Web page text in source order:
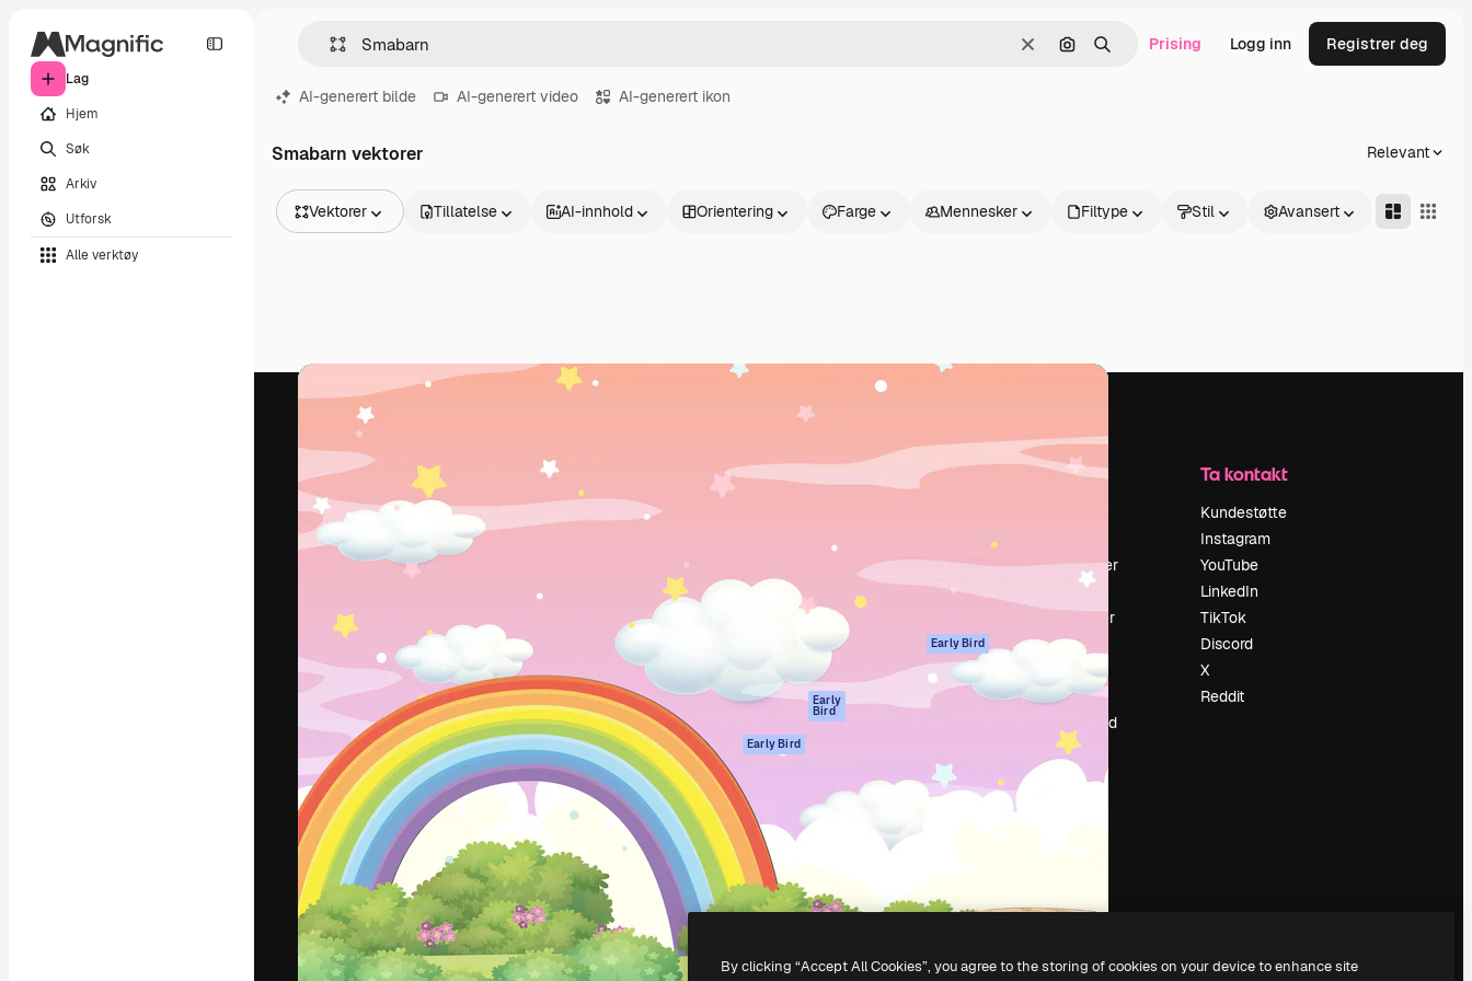
Lag
Hjem
Søk
Arkiv
Utforsk
Alle verktøy
Slett Søk etter bilde
Søk Prising Logg inn Registrer deg
AI-generert bilde AI-generert video AI-generert ikon
Smabarn vektorer Relevant
Vektorer
Videoer
Bevegelsesgrafikk
Videomaler
Ikoner
3D-modeller
Skrifter
Tillatelse AI-innhold Orientering Farge Mennesker Filtype Stil Avansert
Den kreative plattformen for å lede ditt
beste arbeid. Mer enn 1 million abonnenter
blant kreative, selskaper, byråer og studioer.
Produkter
AI-videogenerator
stemmegenerator
MCP for
Early
Bird
Agenter Early Bird
API
Mobilapp
Alle Magnific-
verktøy
Kom i gang
Support
Vilkår for bruk
Early Bird
Retningslinjer for
informasjonskapsler
For bedrifter
Selskap
Anmeldelser
Karrierer
Søketrender
Blogg
Hendelser
Slidesgo
Selg innhold
Presserom
Leter etter
Ta kontakt
Kundestøtte
Instagram
YouTube
LinkedIn
TikTok
Discord
X
Reddit
Copyright © 2010- 2026Freepik Company S.L.U. Alle rettigheter forbeholdt.
By clicking “Accept All Cookies”, you agree to the storing of cookies on your device to enhance site